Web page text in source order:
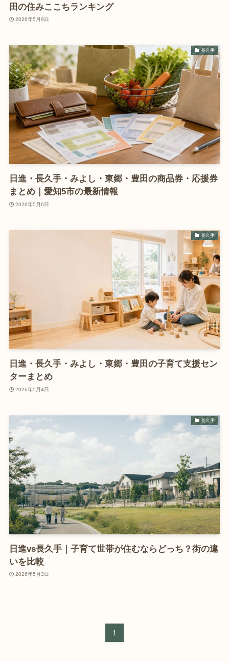
田の住みここちランキング
2026年5月9日
長久手
日進・長久手・みよし・東郷・豊田の商品券・応援券
まとめ｜愛知5市の最新情報
2026年5月6日
長久手
日進・長久手・みよし・東郷・豊田の子育て支援セン
ターまとめ
2026年5月4日
長久手
日進vs長久手｜子育て世帯が住むならどっち？街の違
いを比較
2026年5月3日
1